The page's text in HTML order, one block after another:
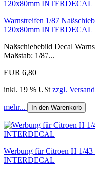
Warnstreifen 1/87
120x80mm INTERDECAL
Naßschiebebild Decal
Maßstab: 1/87...
EUR 6,80
inkl. 19 % USt zzgl.
mehr... In den Warenkorb
Werbung für Citroen H 1/
INTERDECAL